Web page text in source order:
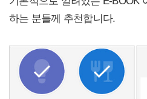
하는 분들께 추천합니다.